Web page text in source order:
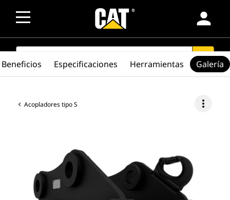
person
SEARCH search
Acopladores tipo S more_vert
Beneficios Especificaciones Herramientas Galería